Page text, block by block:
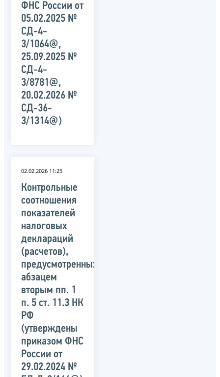
ФНС России от
05.02.2025 №
СД-4-
3/1064@,
25.09.2025 №
СД-4-
3/8781@,
20.02.2026 №
СД-36-
3/1314@)
02.02.2026 11:25
Контрольные
соотношения
показателей
налоговых
деклараций
(расчетов),
предусмотренных
абзацем
вторым пп. 1
п. 5 ст. 11.3 НК
РФ
(утверждены
приказом ФНС
России от
29.02.2024 №